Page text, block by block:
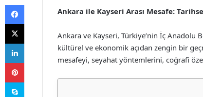
Ankara ile Kayseri Arası Mesafe:
Ankara ve Kayseri, Türkiye’nin İç Anadolu
kültürel ve ekonomik açıdan zengin bir
mesafeyi, seyahat yöntemlerini, coğrafi
Facebook
X
LinkedIn
Pinterest
Skype